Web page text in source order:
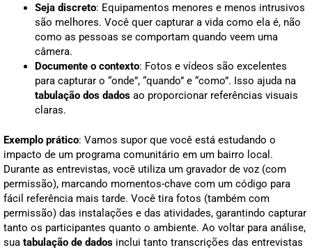
Seja discreto: Equipamentos menores e menos intrusivos
são melhores. Você quer capturar a vida como ela é, não
como as pessoas se comportam quando veem uma
câmera.
Documente o contexto: Fotos e vídeos são excelentes
para capturar o “onde”, “quando” e “como”. Isso ajuda na
tabulação dos dados ao proporcionar referências visuais
claras.
Exemplo prático: Vamos supor que você está estudando o
impacto de um programa comunitário em um bairro local.
Durante as entrevistas, você utiliza um gravador de voz (com
permissão), marcando momentos-chave com um código para
fácil referência mais tarde. Você tira fotos (também com
permissão) das instalações e das atividades, garantindo capturar
tanto os participantes quanto o ambiente. Ao voltar para análise,
sua tabulação de dados inclui tanto transcrições das entrevistas